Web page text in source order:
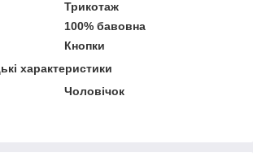
Трикотаж
100% бавовна
Кнопки
характеристики
Чоловічок